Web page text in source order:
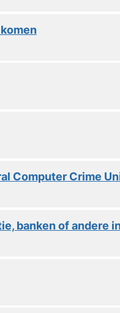
Computer Crime
banken of andere